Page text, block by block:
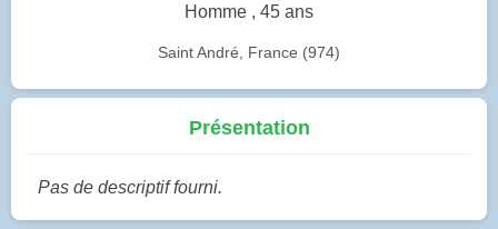
Homme , 45 ans
Saint André, France (974)
Présentation
Pas de descriptif fourni.